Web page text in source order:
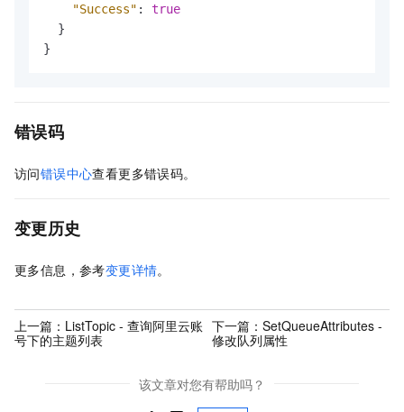
"Success" :
true
}
}
错误码
访问错误中心查看更多错误码。
变更历史
更多信息，参考变更详情。
上一篇： ListTopic - 查询阿里云账
号下的主题列表
下一篇： SetQueueAttributes -
修改队列属性
该文章对您有帮助吗？